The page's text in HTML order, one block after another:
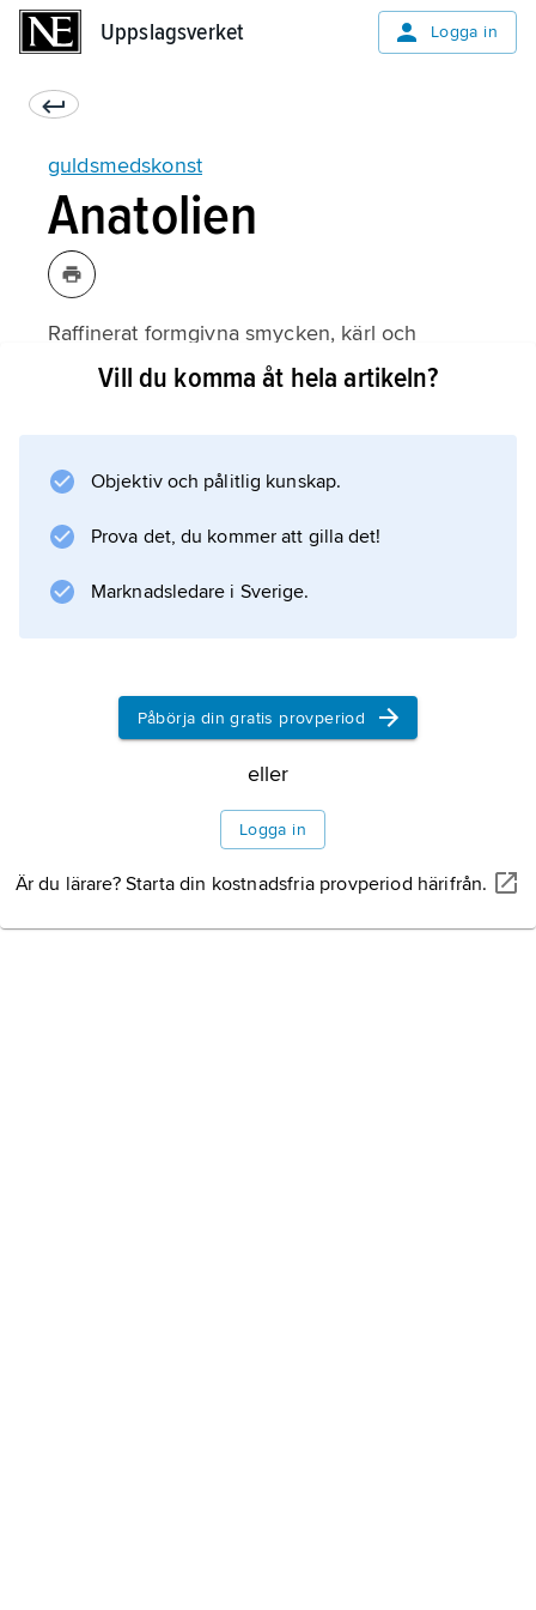
Uppslagsverket Logga in
guldsmedskonst
Anatolien
Raffinerat formgivna smycken, kärl och
”solskivor” från Alaca Hüyük (ca 2 900–2 700
andra världskriget. Den bestod av lokalt
tillverkade guld- och silverringar, -smycken, -
Vill du komma åt hela artikeln?
Objektiv och pålitlig kunskap.
Prova det, du kommer att gilla det!
Marknadsledare i Sverige.
Påbörja din gratis provperiod
eller
Logga in
Är du lärare? Starta din kostnadsfria provperiod härifrån.